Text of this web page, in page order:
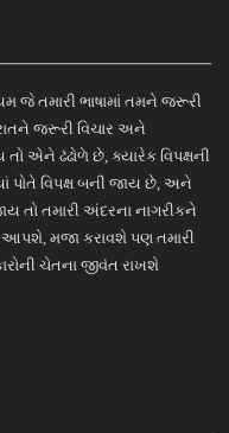
જે તમારી ભાષામાં તમને જરૂરી
જરૂરી વિચાર અને
એને ઢંઢોળે છે, ક્યારેક વિપક્ષની
પોતે વિપક્ષ બની જાય છે, અને
તો તમારી અંદરના નાગરીકને
મજા કરાવશે પણ તમારી
ચેતના જીવંત રાખશે